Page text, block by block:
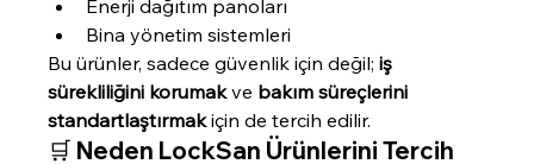
Enerji dağıtım panoları
Bina yönetim sistemleri
Bu ürünler, sadece güvenlik için değil; iş
sürekliliğini korumak ve bakım süreçlerini
standartlaştırmak için de tercih edilir.
🛒 Neden LockSan Ürünlerini Tercih